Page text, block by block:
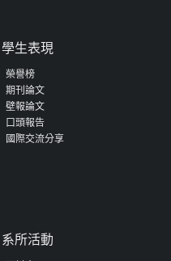
學生表現
榮譽榜
期刊論文
壁報論文
口頭報告
國際交流分享
系所活動